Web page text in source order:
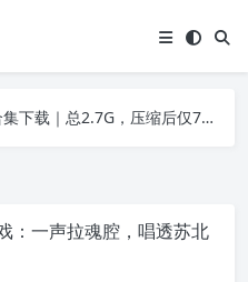
，压缩后仅738M，覆盖全场景技能
，压缩后仅738M，覆盖全场景技能
：一声拉魂腔，唱透苏北